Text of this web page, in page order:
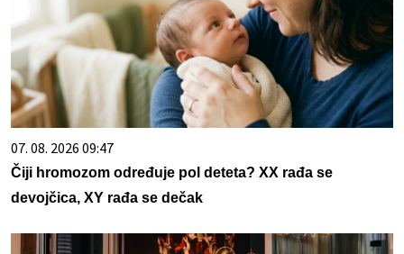
07. 08. 2026 09:47
Čiji hromozom određuje pol deteta? XX rađa se
devojčica, XY rađa se dečak